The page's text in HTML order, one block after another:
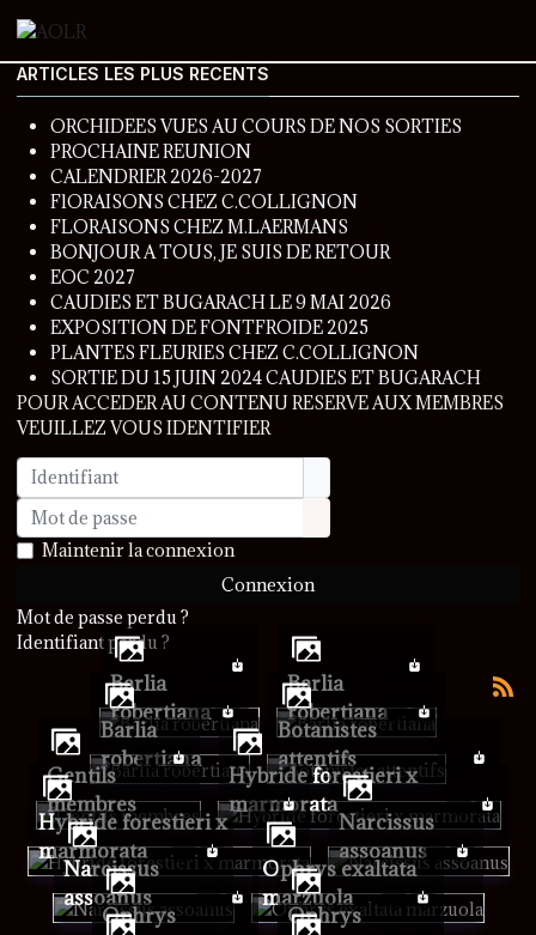
ARTICLES LES PLUS RECENTS
ORCHIDEES VUES AU COURS DE NOS SORTIES
PROCHAINE REUNION
CALENDRIER 2026-2027
FlORAISONS CHEZ C.COLLIGNON
FLORAISONS CHEZ M.LAERMANS
BONJOUR A TOUS, JE SUIS DE RETOUR
EOC 2027
CAUDIES ET BUGARACH LE 9 MAI 2026
EXPOSITION DE FONTFROIDE 2025
PLANTES FLEURIES CHEZ C.COLLIGNON
SORTIE DU 15 JUIN 2024 CAUDIES ET BUGARACH
POUR ACCEDER AU CONTENU RESERVE AUX MEMBRES
VEUILLEZ VOUS IDENTIFIER
Identifiant
Mot de passe
Afficher le mot de passe
Maintenir la connexion
Connexion
Mot de passe perdu ?
Identifiant perdu ?
Barlia
robertiana
Barlia
robertiana
Barlia
robertiana
Botanistes
attentifs
Gentils
membres
Hybride forestieri x
marmorata
Hybride forestieri x
marmorata
Narcissus
assoanus
Narcissus
assoanus
Ophrys exaltata
marzuola
Ophrys
Ophrys